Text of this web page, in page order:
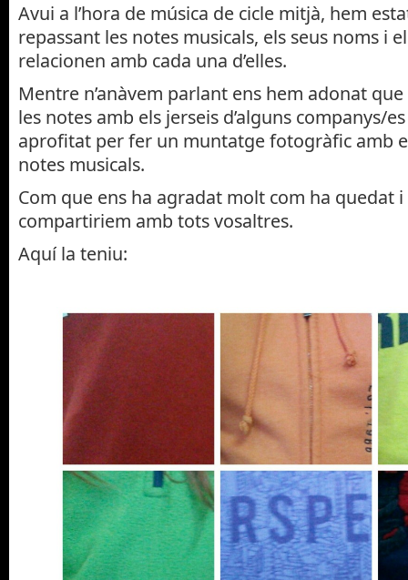
Avui a l’hora de música de cicle mitjà, hem
repassant les notes musicals, els seus noms i
relacionen amb cada una d’elles.
Mentre n’anàvem parlant ens hem adonat
les notes amb els jerseis d’alguns companys/
aprofitat per fer un muntatge fotogràfic amb
notes musicals.
Com que ens ha agradat molt com ha quedat
compartiriem amb tots vosaltres.
Aquí la teniu: